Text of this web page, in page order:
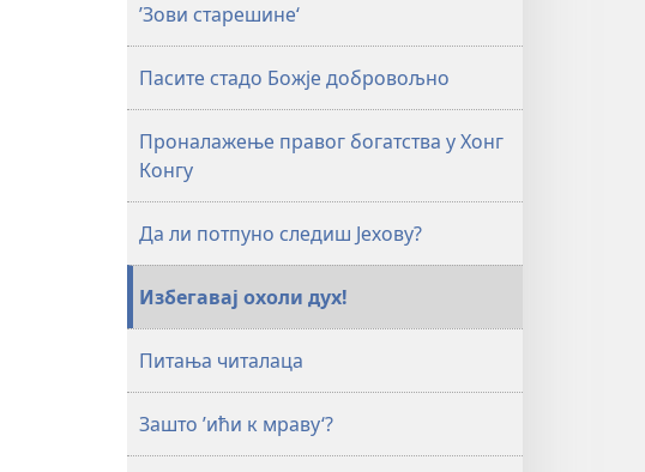
’Зови старешине‘
Пасите стадо Божје добровољно
Проналажење правог богатства у Хонг
Конгу
Да ли потпуно следиш Јехову?
Избегавај охоли дух!
Питања читалаца
Зашто ’ићи к мраву‘?